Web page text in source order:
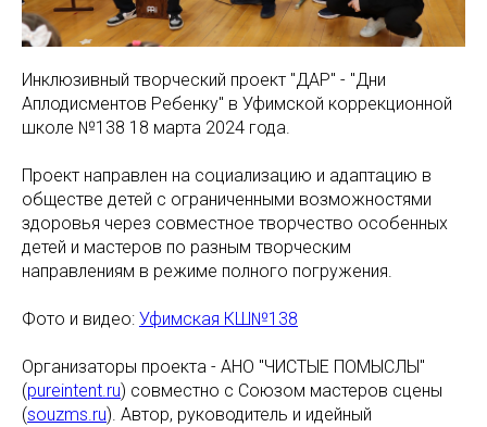
Инклюзивный творческий проект "ДАР" - "Дни
Аплодисментов Ребенку" в Уфимской коррекционной
школе №138 18 марта 2024 года.
Проект направлен на социализацию и адаптацию в
обществе детей с ограниченными возможностями
здоровья через совместное творчество особенных
детей и мастеров по разным творческим
направлениям в режиме полного погружения.
Фото и видео: Уфимская КШ№138
Организаторы проекта - АНО "ЧИСТЫЕ ПОМЫСЛЫ"
(pureintent.ru) совместно с Союзом мастеров сцены
(souzms.ru). Автор, руководитель и идейный